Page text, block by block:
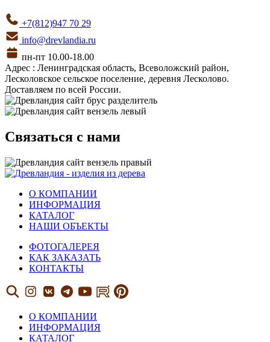
+7(812)947 70 29
info@drevlandia.ru
пн-пт 10.00-18.00
Адрес : Ленинградская область, Всеволожский район,
Лесколовское сельское поселение, деревня Лесколово.
Доставляем по всей России.
Связаться с нами
О КОМПАНИИ
ИНФОРМАЦИЯ
КАТАЛОГ
НАШИ ОБЪЕКТЫ
ФОТОГАЛЕРЕЯ
КАК ЗАКАЗАТЬ
КОНТАКТЫ
О КОМПАНИИ
ИНФОРМАЦИЯ
КАТАЛОГ